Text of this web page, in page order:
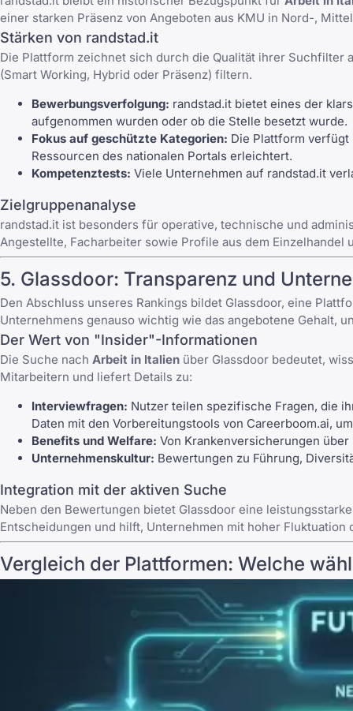
einer starken Präsenz von Angeboten aus KMU in Nord-,
Stärken von randstad.it
Die Plattform zeichnet sich durch die Qualität ihrer Suchfilter
(Smart Working, Hybrid oder Präsenz) filtern.
Bewerbungsverfolgung: randstad.it bietet eines der
aufgenommen wurden oder ob die Stelle besetzt wurde.
Fokus auf geschützte Kategorien: Die Plattform verfügt
Ressourcen des nationalen Portals erleichtert.
Kompetenztests: Viele Unternehmen auf randstad.it
Zielgruppenanalyse
randstad.it ist besonders für operative, technische und
Angestellte, Facharbeiter sowie Profile aus dem Einzelhandel
5. Glassdoor: Transparenz und
Den Abschluss unseres Rankings bildet Glassdoor, eine
Unternehmens genauso wichtig wie das angebotene Gehalt,
Der Wert von "Insider"-Informationen
Die Suche nach Arbeit in Italien über Glassdoor bedeutet,
Mitarbeitern und liefert Details zu:
Interviewfragen: Nutzer teilen spezifische Fragen, die
Daten mit den Vorbereitungstools von Careerboom.ai,
Benefits und Welfare: Von Krankenversicherungen
Unternehmenskultur: Bewertungen zu Führung,
Integration mit der aktiven Suche
Neben den Bewertungen bietet Glassdoor eine
Entscheidungen und hilft, Unternehmen mit hoher
Vergleich der Plattformen: Welche